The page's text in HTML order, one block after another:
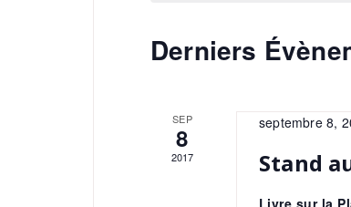
Derniers
SEP
8
2017
septembre 8,
Stand
Livre sur la